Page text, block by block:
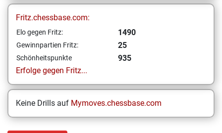
Fritz.chessbase.com:
Elo gegen Fritz: 1490
Gewinnpartien Fritz: 25
Schönheitspunkte
935
Erfolge gegen Fritz...
Keine Drills auf Mymoves.chessbase.com